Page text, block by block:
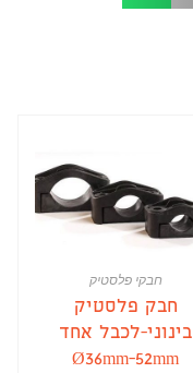
חבקי פלסטיק
חבק פלסטיק
בינוני-לכבל אחד
Ø36mm-52mm